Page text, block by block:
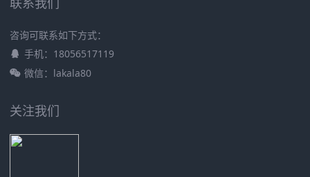
咨询可联系如下方式：
手机：18056517119
微信：lakala80
关注我们